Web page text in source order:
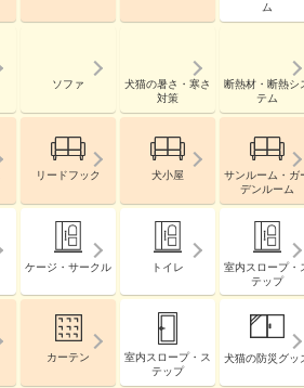
ム
ソファ
犬猫の暑さ・寒さ
対策
断熱材・断熱シ
テム
リードフック 犬小屋
サンルーム・ガ
デンルーム
ケージ・サークル トイレ
室内スロープ・
テップ
カーテン
室内スロープ・ス
テップ
犬猫の防災グッ